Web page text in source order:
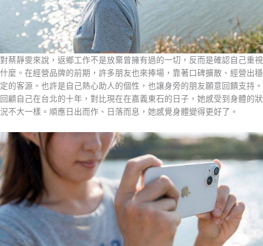
對蔡靜雯來說，返鄉⼯作不是放棄曾擁有過的⼀切，反⽽是確認⾃⼰重視
什麼。在經營品牌的前期，許多朋友也來捧場，靠著⼝碑擴散、經營出穩
定的客源。也許是⾃⼰熱⼼助⼈的個性，也讓⾝旁的朋友願意回饋⽀持。
回顧⾃⼰在台北的⼗年，對比現在在嘉義東⽯的⽇⼦，她感受到⾝體的狀
況不⼤⼀樣。順應⽇出⽽作、⽇落⽽息，她感覺⾝體變得更好了。